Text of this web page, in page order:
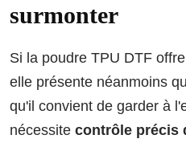
surmonter
Si la poudre TPU DTF
elle présente néanmoins
qu'il convient de garder à
nécessite contrôle précis